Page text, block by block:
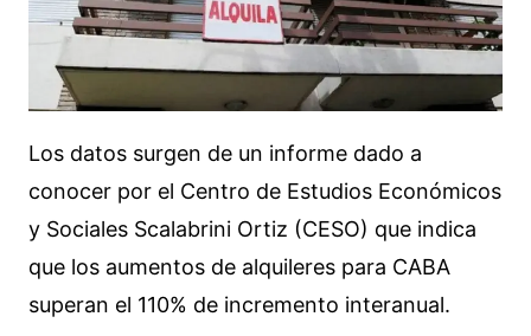
Los datos surgen de un informe dado a
conocer por el Centro de Estudios Económicos
y Sociales Scalabrini Ortiz (CESO) que indica
que los aumentos de alquileres para CABA
superan el 110% de incremento interanual.